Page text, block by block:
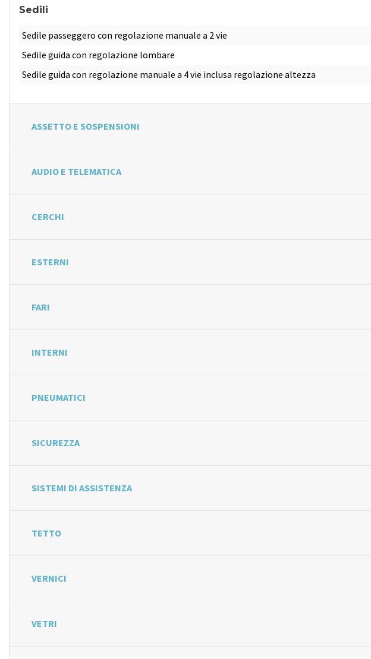
Sedili
Sedile passeggero con regolazione manuale a 2 vie
Sedile guida con regolazione lombare
Sedile guida con regolazione manuale a 4 vie inclusa regolazione altezza
ASSETTO E SOSPENSIONI
AUDIO E TELEMATICA
CERCHI
ESTERNI
FARI
INTERNI
PNEUMATICI
SICUREZZA
SISTEMI DI ASSISTENZA
TETTO
VERNICI
VETRI